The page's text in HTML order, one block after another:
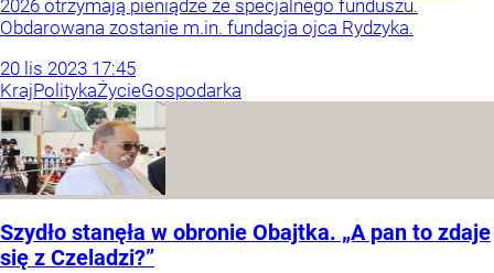
2026 otrzymają pieniądze ze specjalnego funduszu.
Obdarowana zostanie m.in. fundacja ojca Rydzyka.
20 lis 2023 17:45
KrajPolitykaŻycieGospodarka
Szydło stanęła w obronie Obajtka. „A pan to zdaje
się z Czeladzi?”